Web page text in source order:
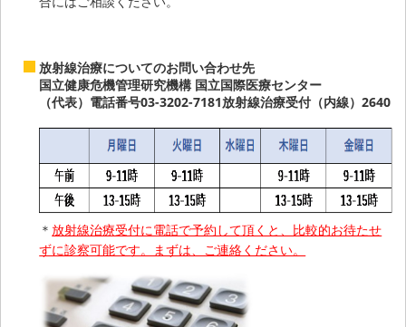
放射線治療についてのお問い合わせ先
国立健康危機管理研究機構 国立国際医療センター
（代表）電話番号03-3202-7181放射線治療受付（内線）2640
＊放射線治療受付に電話で予約して頂くと、比較的お待たせ
ずに診察可能です。まずは、ご連絡ください。